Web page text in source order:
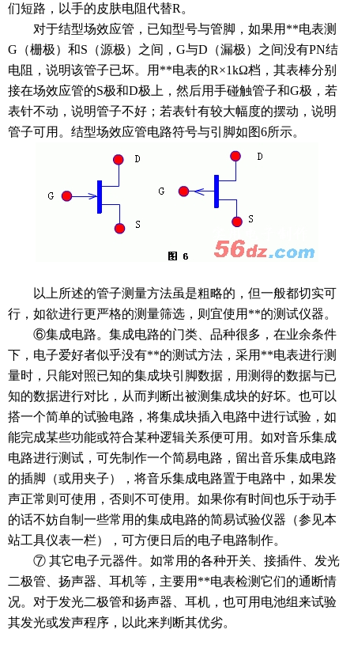
们短路，以手的皮肤电阻代替R。
对于结型场效应管 ，已知型号与管脚，如果用**电表测
G（栅极）和S（源极）之间，G与D（漏极）之间没有PN结
电阻，说明该管子已坏。用**电表的R×1kΩ档，其表棒分别
接在场效应管的S极和D极上，然后用手碰触管子和G极，若
表针不动，说明管子不好；若表针有较大幅度的摆动，说明
管子可用。结型场效应管电路符号与引脚如图6所示。
以上所述的管子测量方法虽是粗略的，但一般都切实可
行，如欲进行更严格的测量筛选，则宜使用**的测试仪器。
⑥集成电路。集成电路的门类、品种很多，在业余条件
下， 电子爱好者似乎没有**的测试方法，采用**电表进行测
量时，只能对照已知的集成块引脚数据，用测得的数据与已
知的数据进行对比，从而判断出被测集成块的好坏。也可以
搭一个简单的试验电路，将集成块插入电路中进行试验，如
能完成某些功能或符合某种逻辑关系便可用。如对音乐集成
电路进行测试，可先制作一个简易电路，留出音乐集成电路
的插脚（或用夹子），将音乐集成电路置于电路中，如果发
声正常则可使用，否则不可使用。如果你有时间也乐于动手
的话不妨自制一些常用的集成电路的简易试验仪器（参见本
站工具仪表一栏），可方便日后的电子电路制作。
⑦ 其它电子元器件。如常用的各种开关、 接插件 、发光
二极管、扬声器、耳机等，主要用**电表检测它们的通断情
况。对于发光二极管和扬声器、耳机，也可用电池组来试验
其发光或发声程序，以此来判断其优劣。